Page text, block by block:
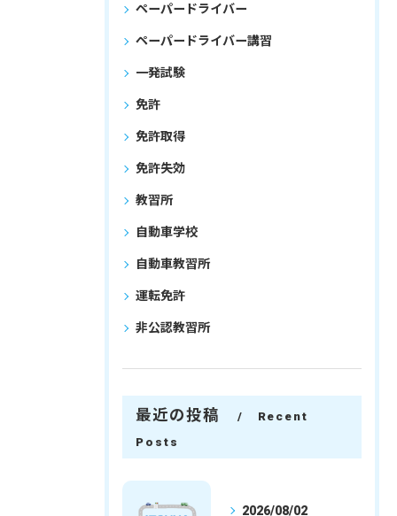
ペーパードライバー
ペーパードライバー講習
一発試験
免許
免許取得
免許失効
教習所
自動車学校
自動車教習所
運転免許
非公認教習所
最近の投稿
Recent
Posts
2026/08/02